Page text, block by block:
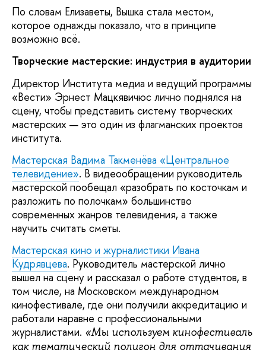
По словам Елизаветы, Вышка стала местом,
которое однажды показало, что в принципе
возможно всё.
Творческие мастерские: индустрия в аудитории
Директор Института медиа и ведущий программы
«Вести» Эрнест Мацкявичюс лично поднялся на
сцену, чтобы представить систему творческих
мастерских — это один из флагманских проектов
института.
Мастерская Вадима Такменёва «Центральное
телевидение». В видеообращении руководитель
мастерской пообещал «разобрать по косточкам и
разложить по полочкам» большинство
современных жанров телевидения, а также
научить считать сметы.
Мастерская кино и журналистики Ивана
Кудрявцева. Руководитель мастерской лично
вышел на сцену и рассказал о работе студентов, в
том числе, на Московском международном
кинофестивале, где они получили аккредитацию и
работали наравне с профессиональными
журналистами. «Мы используем кинофестиваль
как тематический полигон для оттачивания